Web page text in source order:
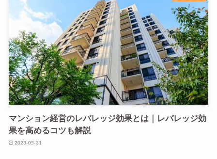
マンション経営のレバレッジ効果とは｜レバレッジ効
果を高めるコツも解説
2023-05-31